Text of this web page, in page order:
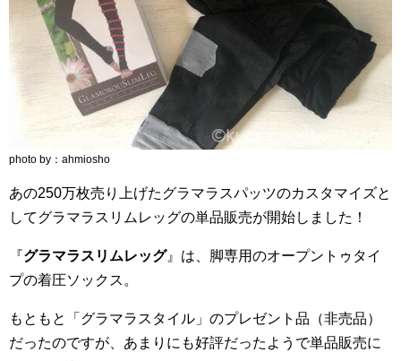
photo by：ahmiosho
あの250万枚売り上げたグラマラスパッツのカスタマイズと
してグラマラスリムレッグの単品販売が開始しました！
『グラマラスリムレッグ』は、脚専用のオープントゥタイ
プの着圧ソックス。
もともと「グラマラスタイル」のプレゼント品（非売品）
だったのですが、あまりにも好評だったようで単品販売に